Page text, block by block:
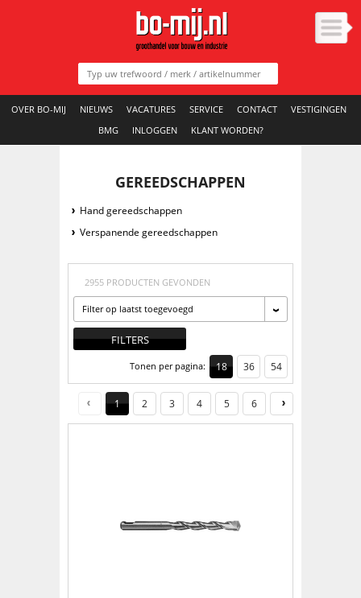
OVER BO-MIJ NIEUWS VACATURES SERVICE CONTACT
VESTIGINGEN
BMG
INLOGGEN KLANT WORDEN?
GEREEDSCHAPPEN
Hand gereedschappen
Verspanende gereedschappen
2955 PRODUCTEN GEVONDEN
Filter op laatst toegevoegd
FILTERS
Tonen per pagina: 18 36 54
1 2 3 4 5 6